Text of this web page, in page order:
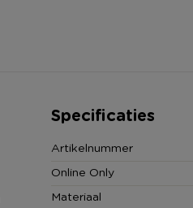
Specificaties
Artikelnummer
Online Only
Materiaal